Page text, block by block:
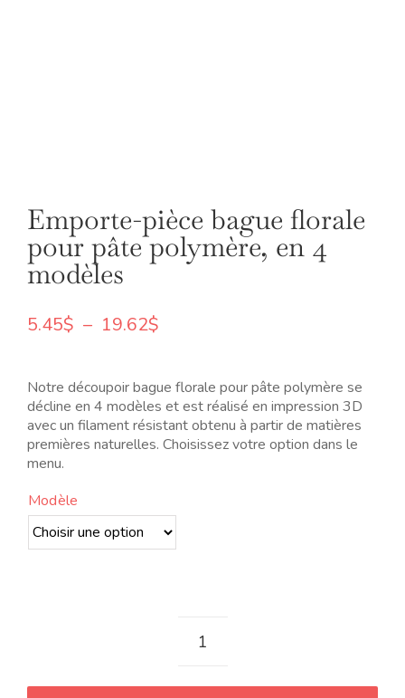
Emporte-pièce bague florale
pour pâte polymère, en 4
modèles
5.45$ – 19.62$Plage
5.45$
à
19.62$
Notre découpoir bague florale pour pâte polymère se
décline en 4 modèles et est réalisé en impression 3D
avec un filament résistant obtenu à partir de matières
premières naturelles. Choisissez votre option dans le
menu.
Modèle
quantité